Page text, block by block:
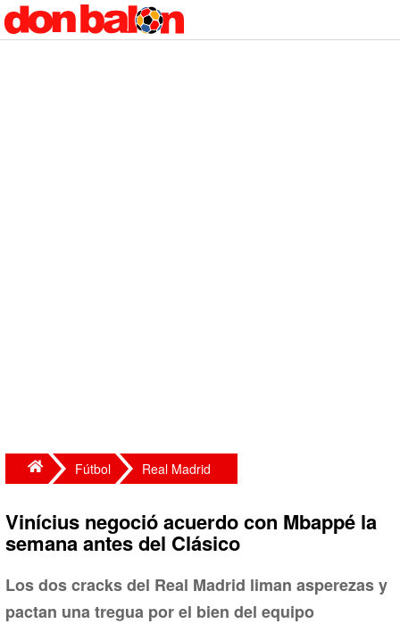
Fútbol Real Madrid
Vinícius negoció acuerdo con Mbappé la
semana antes del Clásico
Los dos cracks del Real Madrid liman asperezas y
pactan una tregua por el bien del equipo